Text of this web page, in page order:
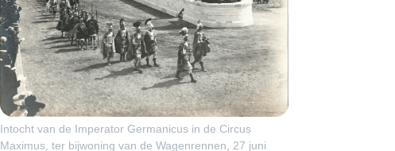
Intocht van de Imperator Germanicus in de Circus
Maximus, ter bijwoning van de Wagenrennen, 27 juni